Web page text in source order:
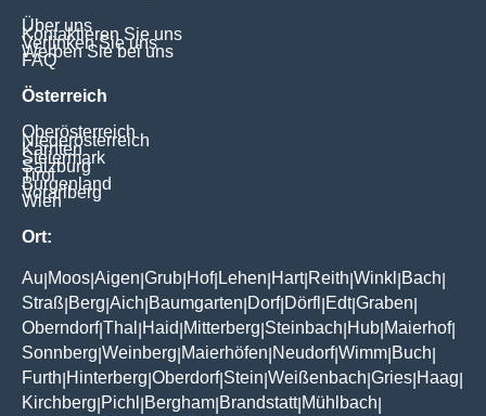
Über uns
Kontaktieren Sie uns
Verlinken Sie uns
Werben Sie bei uns
FAQ
Österreich
Oberösterreich
Niederösterreich
Kärnten
Steiermark
Salzburg
Tirol
Burgenland
Vorarlberg
Wien
Ort:
Au Moos Aigen Grub Hof| Lehen Hart| Reith Winkl Bach
Straß Berg Aich Baumgarten Dorf| Dörfl Edt|Graben
Oberndorf|Thal Haid Mitterberg Steinbach Hub Maierhof|
Sonnberg Weinberg Maierhöfen Neudorf|Wimm Buch
Furth Hinterberg Oberdorf| Stein Weißenbach Gries Haag
Kirchberg Pichl Bergham Brandstatt| Mühlbach